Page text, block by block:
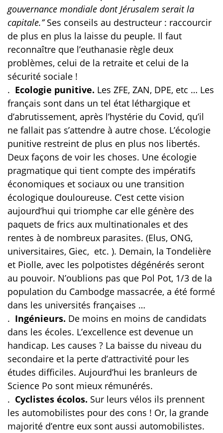
gouvernance mondiale dont Jérusalem serait la
capitale.’’Ses conseils au destructeur : raccourcir
de plus en plus la laisse du peuple. Il faut
reconnaître que l’euthanasie règle deux
problèmes, celui de la retraite et celui de la
sécurité sociale !
. Ecologie punitive. Les ZFE, ZAN, DPE, etc … Les
français sont dans un tel état léthargique et
d’abrutissement, après l’hystérie du Covid, qu’il
ne fallait pas s’attendre à autre chose. L’écologie
punitive restreint de plus en plus nos libertés.
Deux façons de voir les choses. Une écologie
pragmatique qui tient compte des impératifs
économiques et sociaux ou une transition
écologique douloureuse. C’est cette vision
aujourd’hui qui triomphe car elle génère des
paquets de frics aux multinationales et des
rentes à de nombreux parasites. (Elus, ONG,
universitaires, Giec, etc. ). Demain, la Tondelière
et Piolle, avec les polpotistes dégénérés seront
au pouvoir. N’oublions pas que Pol Pot, 1/3 de la
population du Cambodge massacrée, a été formé
dans les universités françaises …
. Ingénieurs. De moins en moins de candidats
dans les écoles. L’excellence est devenue un
handicap. Les causes ? La baisse du niveau du
secondaire et la perte d’attractivité pour les
études difficiles. Aujourd’hui les branleurs de
Science Po sont mieux rémunérés.
. Cyclistes écolos. Sur leurs vélos ils prennent
les automobilistes pour des cons ! Or, la grande
majorité d’entre eux sont aussi automobilistes.